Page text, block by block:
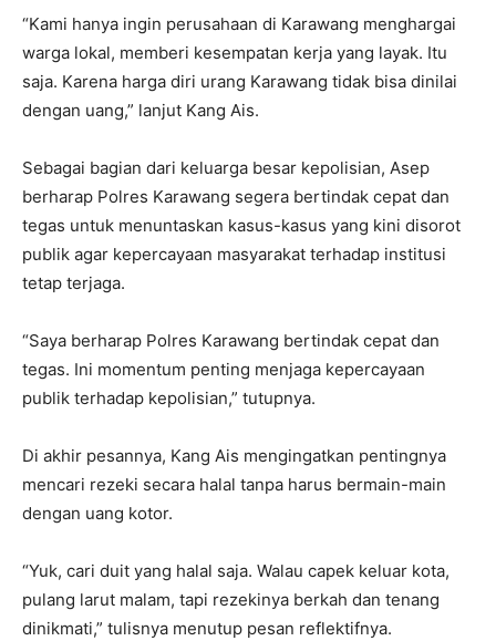
“Kami hanya ingin perusahaan di Karawang menghargai
warga lokal, memberi kesempatan kerja yang layak. Itu
saja. Karena harga diri urang Karawang tidak bisa dinilai
dengan uang,” lanjut Kang Ais.
Sebagai bagian dari keluarga besar kepolisian, Asep
berharap Polres Karawang segera bertindak cepat dan
tegas untuk menuntaskan kasus-kasus yang kini disorot
publik agar kepercayaan masyarakat terhadap institusi
tetap terjaga.
“Saya berharap Polres Karawang bertindak cepat dan
tegas. Ini momentum penting menjaga kepercayaan
publik terhadap kepolisian,” tutupnya.
Di akhir pesannya, Kang Ais mengingatkan pentingnya
mencari rezeki secara halal tanpa harus bermain-main
dengan uang kotor.
“Yuk, cari duit yang halal saja. Walau capek keluar kota,
pulang larut malam, tapi rezekinya berkah dan tenang
dinikmati,” tulisnya menutup pesan reflektifnya.